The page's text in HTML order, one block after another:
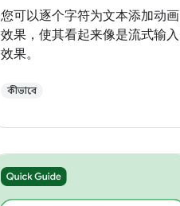
您可以逐个字符为文本添加动画
效果，使其看起来像是流式输入
效果。
কীভাবে